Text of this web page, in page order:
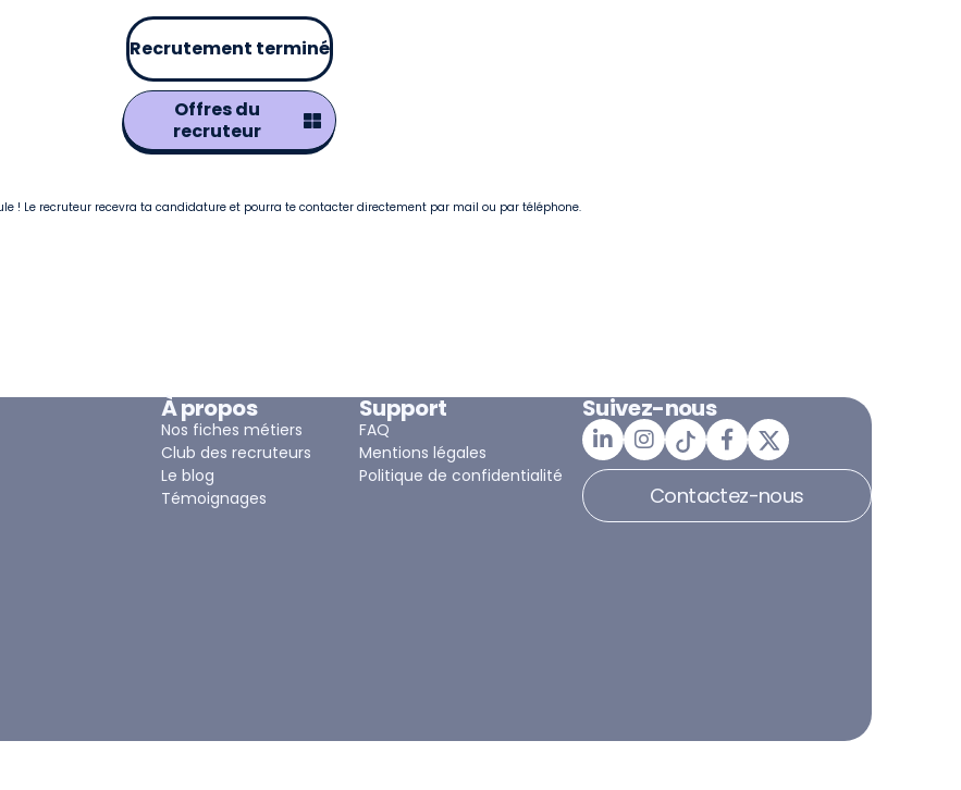
Recrutement terminé
Offres du
recruteur
! Le recruteur recevra ta candidature et pourra te contacter directement par mail ou par téléphone.
À propos
Nos fiches métiers
Club des recruteurs
Le blog
Témoignages
Support
FAQ
Mentions légales
Politique de confidentialité
Suivez-nous
Contactez-nous